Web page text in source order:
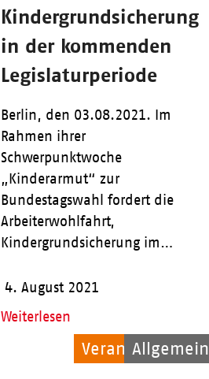
Allgemein
Veranstaltungen
Allgemein
Kindergrundsicherung
in der kommenden
Legislaturperiode
Berlin, den 03.08.2021. Im
Rahmen ihrer
Schwerpunktwoche
„Kinderarmut“ zur
Bundestagswahl fordert die
Arbeiterwohlfahrt,
Kindergrundsicherung im…
4. August 2021
Weiterlesen